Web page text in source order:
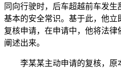
同向行驶时，后车超越前车发
基本的安全常识。基于此，他立
复核申请，在申请中，他将法
阐述出来。
李某某主动申请的复核，原